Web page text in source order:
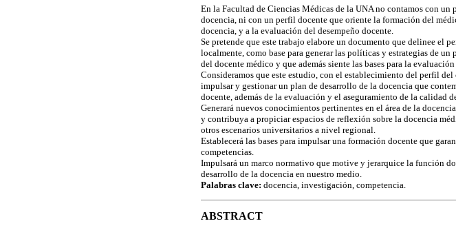
En la Facultad de Ciencias Médicas de la UNA no contamos con un
docencia, ni con un perfil docente que oriente la formación del
docencia, y a la evaluación del desempeño docente.
Se pretende que este trabajo elabore un documento que delinee
localmente, como base para generar las políticas y estrategias de
del docente médico y que además siente las bases para la
Consideramos que este estudio, con el establecimiento del perfil
impulsar y gestionar un plan de desarrollo de la docencia que
docente, además de la evaluación y el aseguramiento de la calidad
Generará nuevos conocimientos pertinentes en el área de la
y contribuya a propiciar espacios de reflexión sobre la docencia
otros escenarios universitarios a nivel regional.
Establecerá las bases para impulsar una formación docente que
competencias.
Impulsará un marco normativo que motive y jerarquice la función
desarrollo de la docencia en nuestro medio.
Palabras clave: docencia, investigación, competencia.
ABSTRACT